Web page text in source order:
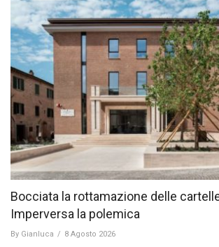
Bocciata la rottamazione delle
Imperversa la polemica
By Gianluca / 8 Agosto 2026